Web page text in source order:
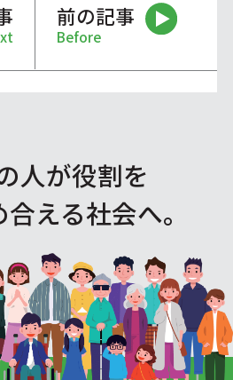
前の記事
Before
人が役割を
える社会へ。